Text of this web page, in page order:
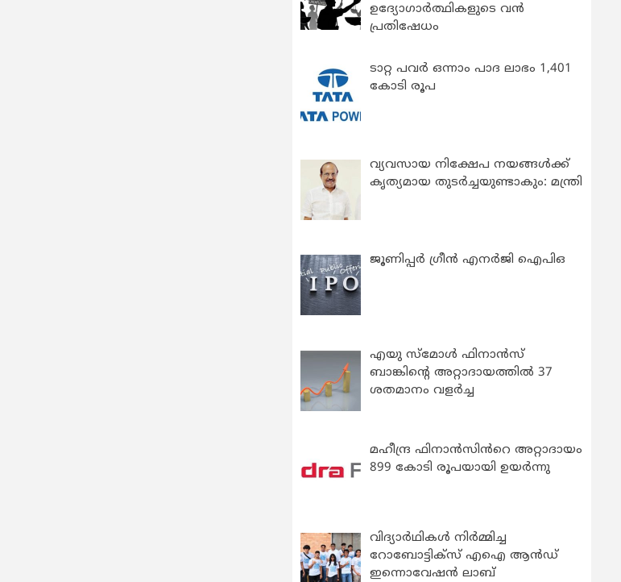
ഉദ്യോഗാര്‍ത്ഥികളുടെ വന്‍
പ്രതിഷേധം
ടാറ്റ പവർ ഒന്നാം പാദ ലാഭം 1,401
കോടി രൂപ
വ്യവസായ നിക്ഷേപ നയങ്ങള്‍ക്ക്
കൃത്യമായ തുടര്‍ച്ചയുണ്ടാകും: മന്ത്രി
ജൂണിപ്പർ ഗ്രീൻ എനർജി ഐപിഒ
എയു സ്‌മോൾ ഫിനാൻസ്
ബാങ്കിന്റെ അറ്റാദായത്തിൽ 37
ശതമാനം വളർച്ച
മഹീന്ദ്ര ഫിനാൻസിൻറെ അറ്റാദായം
899 കോടി രൂപയായി ഉയർന്നു
വിദ്യാര്‍ഥികള്‍ നിര്‍മ്മിച്ച
റോബോട്ടിക്സ് എഐ ആന്‍ഡ്
ഇന്നൊവേഷന്‍ ലാബ്